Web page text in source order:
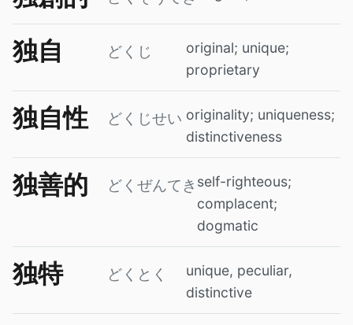
独自 どくじ
original; unique;
proprietary
独自性 どくじせい originality; uniqueness;
distinctiveness
独善的 どくぜんてき self-righteous;
complacent;
dogmatic
独特 どくとく
unique, peculiar,
distinctive